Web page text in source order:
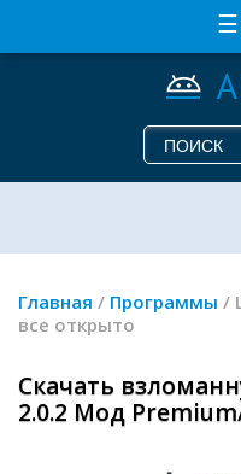
Главная / Программы /
все открыто
Скачать
2.0.2 Мод